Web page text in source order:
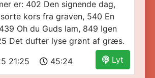
er: 402 Den signende dag,
kors fra graven, 540 En
Oh du Guds lam, 849 Igen
Det dufter lyse grønt af græs.
Lyt
21:25 45:24